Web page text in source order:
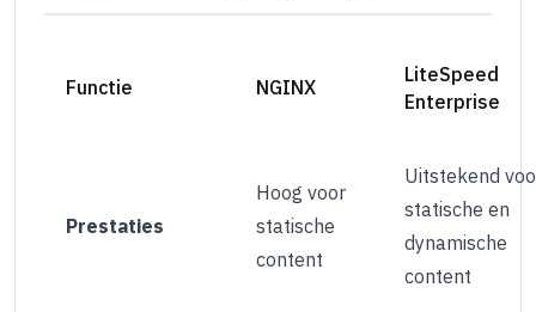
Functie NGINX
LiteSpeed
Enterprise
Prestaties
Hoog voor
statische
content
Uitstekend
statische en
dynamische
content